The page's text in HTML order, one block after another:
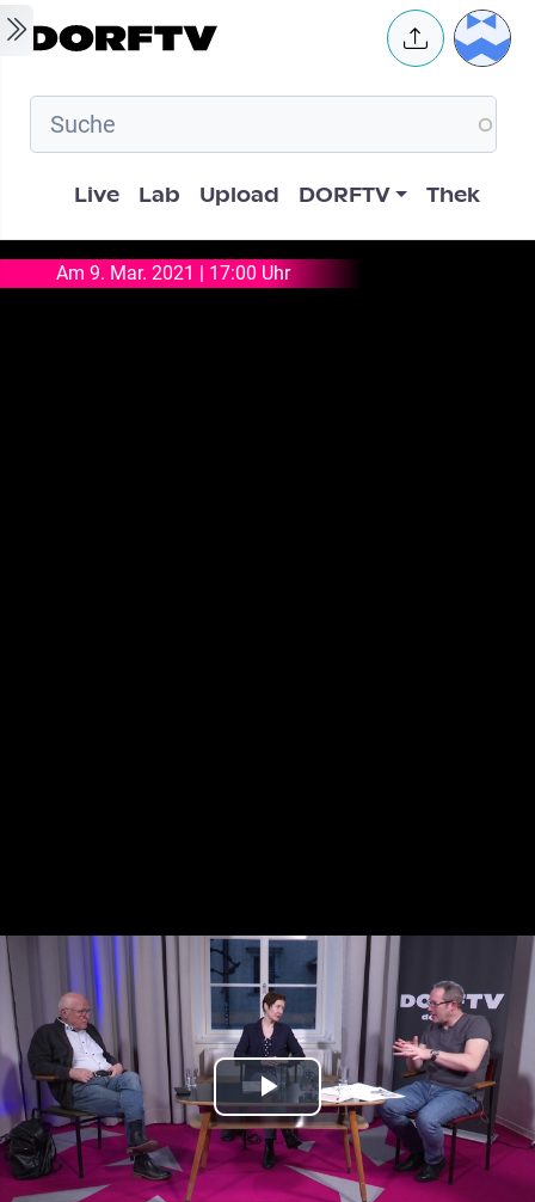
Skip to main content User
Hauptnavigation
Live Lab Upload DORFTV Thek
Am 9. Mar. 2021 | 17:00 Uhr
Play
Video